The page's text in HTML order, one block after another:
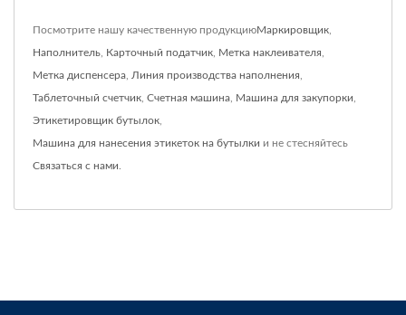
Посмотрите нашу качественную продукциюМаркировщик
Наполнитель Карточный податчик Метка наклеивателя
Метка диспенсера Линия производства наполнения
Таблеточный счетчик Счетная машина Машина для закупорки
Этикетировщик бутылок
Машина для нанесения этикеток на бутылки и не стесняйтесь
Связаться с нами